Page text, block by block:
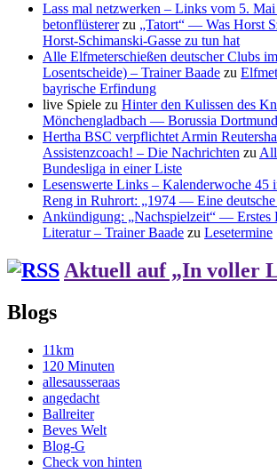
Lass mal netzwerken – Links vom 5.
betonflüstererzu „Tatort“ — Was Horst
Horst-Schimanski-Gasse zu tun hat
Alle Elfmeterschießen deutscher Clubs
Losentscheide) – Trainer Baade zu
bayrische Erfindung
live Spiele zu Hinter den Kulissen des
Mönchengladbach — Borussia
Hertha BSC verpflichtet Armin
Assistenzcoach! – Die Nachrichten zu
Bundesliga in einer Liste
Lesenswerte Links – Kalenderwoche 45
Reng in Ruhrort: „1974 — Eine
Ankündigung: „Nachspielzeit“ — Erstes
Literatur – Trainer Baade zu Lesetermine
Aktuell auf „In voller
Blogs
11km
120 Minuten
allesausseraas
angedacht
Ballreiter
Beves Welt
Blog-G
Check von hinten